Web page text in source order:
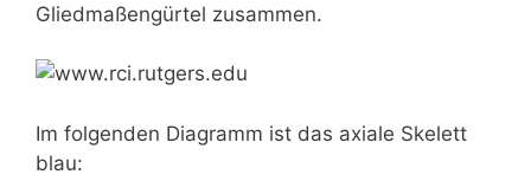
Gliedmaßengürtel zusammen.
Im folgenden Diagramm ist das axiale Skelett
blau: